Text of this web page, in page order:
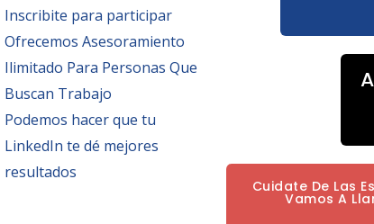
Inscribite para participar
Ofrecemos Asesoramiento
Ilimitado Para Personas Que
Buscan Trabajo
Podemos hacer que tu
LinkedIn te dé mejores
resultados
Cuidate De Las
Vamos A